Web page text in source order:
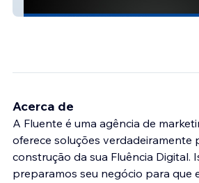
Acerca de
A Fluente é uma agência de
oferece soluções verdadeiramente
construção da sua Fluência Digital.
preparamos seu negócio para que